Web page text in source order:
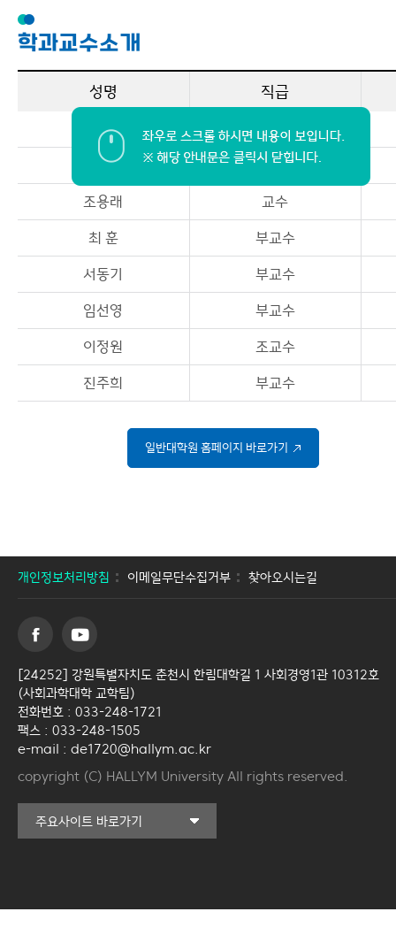
학과교수소개
성명 직급
이주일
교수
정혜선
교수
조용래
교수
최 훈
부교수
서동기
부교수
임선영
부교수
이정원
조교수
진주희
부교수
일반대학원 홈페이지 바로가기
개인정보처리방침 이메일무단수집거부 찾아오시는길
[24252] 강원특별자치도 춘천시 한림대학길 1 사회경영1관 10312호
(사회과학대학 교학팀)
전화번호 : 033-248-1721
팩스 : 033-248-1505
e-mail : de1720@hallym.ac.kr
copyright (C) HALLYM University All rights reserved.
주요사이트 바로가기
커뮤니티교육원
국제학생증신청